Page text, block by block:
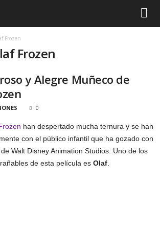
Frozen
Frozen
y Alegre Muñeco de
0
han despertado mucha ternura y se han
con el público infantil que ha gozado con
Walt Disney Animation Studios. Uno de los
de esta película es Olaf